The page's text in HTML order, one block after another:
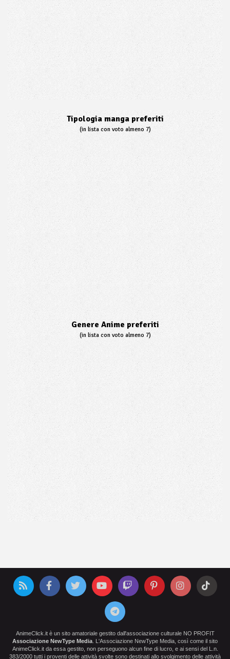
Tipologia manga preferiti
(in lista con voto almeno 7)
Genere Anime preferiti
(in lista con voto almeno 7)
AnimeClick.it è un sito amatoriale gestito dall'associazione culturale NO PROFIT
Associazione NewType Media . L'Associazione NewType Media, così come il sito
AnimeClick.it da essa gestito, non perseguono alcun fine di lucro, e ai sensi del L.n.
383/2000 tutti i proventi delle attività svolte sono destinati allo svolgimento delle attività